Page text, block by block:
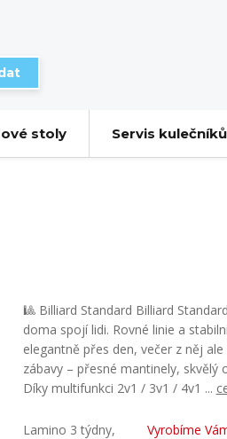
stoly Servis kulečníků
🎱 Billiard Standard Billiard
doma spojí lidi. Rovné linie a
elegantně přes den, večer z něj
zábavy – přesné mantinely, skvělý
Díky multifunkci 2v1 / 3v1 / 4v1 ...
Lamino 3 týdny,
Vyrobíme